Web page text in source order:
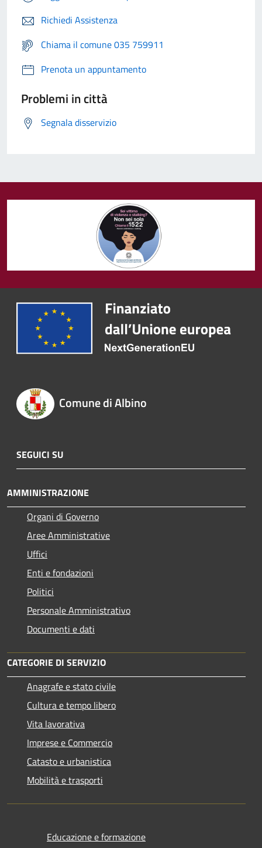
Richiedi Assistenza
Chiama il comune 035 759911
Prenota un appuntamento
Problemi in città
Segnala disservizio
Comune di Albino
SEGUICI SU
AMMINISTRAZIONE
Organi di Governo
Aree Amministrative
Uffici
Enti e fondazioni
Politici
Personale Amministrativo
Documenti e dati
CATEGORIE DI SERVIZIO
Anagrafe e stato civile
Cultura e tempo libero
Vita lavorativa
Imprese e Commercio
Catasto e urbanistica
Mobilità e trasporti
Educazione e formazione